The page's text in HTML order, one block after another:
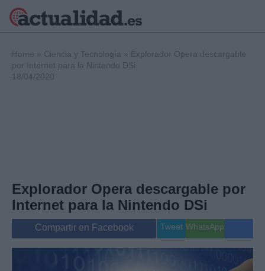
Internacional
Viajes
Gente
Musica
Home » Ciencia y Tecnología » Explorador Opera descargable
por Internet para la Nintendo DSi
18/04/2020
Explorador Opera descargable por
Internet para la Nintendo DSi
Compartir en Facebook Tweet WhatsApp